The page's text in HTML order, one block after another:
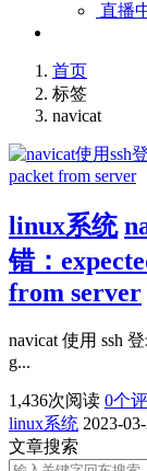
直播
首页
标签
navicat
linux系统
错：
from server
navicat 使用 ssh
g...
1,436次阅读 0个
linux系统 2023-
文章搜索